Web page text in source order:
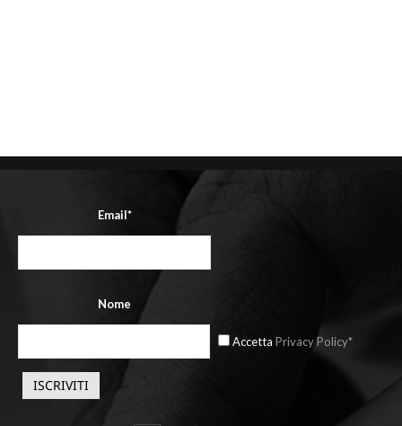
Email*
Nome
Accetta Privacy Policy*